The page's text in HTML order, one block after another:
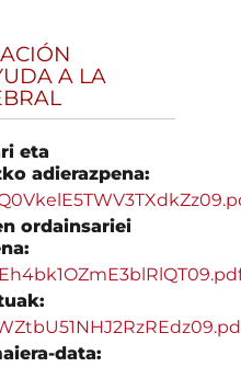
A LA
eta
adierazpena:
ordainsariei
data: